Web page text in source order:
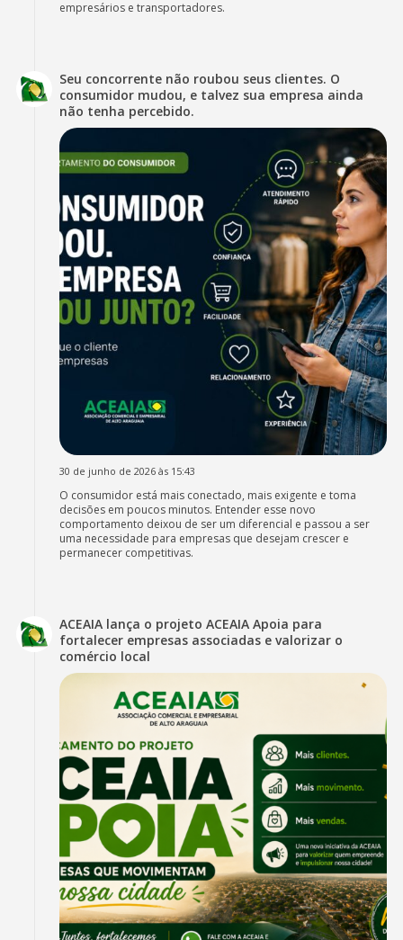
empresários e transportadores.
Seu concorrente não roubou seus clientes. O
consumidor mudou, e talvez sua empresa ainda
não tenha percebido.
30 de junho de 2026 às 15:43
O consumidor está mais conectado, mais exigente e toma
decisões em poucos minutos. Entender esse novo
comportamento deixou de ser um diferencial e passou a ser
uma necessidade para empresas que desejam crescer e
permanecer competitivas.
ACEAIA lança o projeto ACEAIA Apoia para
fortalecer empresas associadas e valorizar o
comércio local